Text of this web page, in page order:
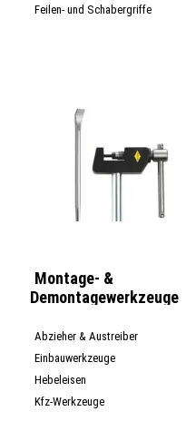
Feilen- und Schabergriffe
Montage- &
Demontagewerkzeuge
Abzieher & Austreiber
Einbauwerkzeuge
Hebeleisen
Kfz-Werkzeuge